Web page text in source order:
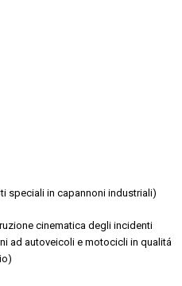
speciali in capannoni industriali)
cinematica degli incidenti
ad autoveicoli e motocicli in qualitá